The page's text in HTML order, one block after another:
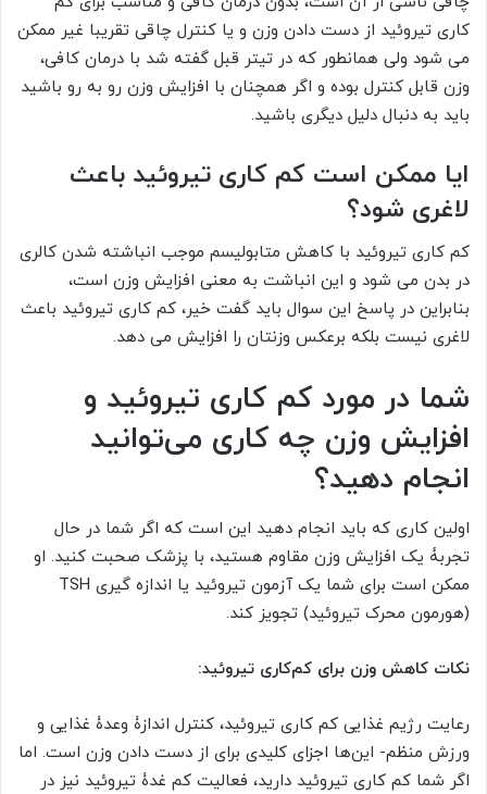
کاری تیروئید از دست دادن وزن و یا کنترل چاقی تقریبا غیر ممکن
می شود ولی همانطور که در تیتر قبل گفته شد با درمان کافی،
وزن قابل کنترل بوده و اگر همچنان با افزایش وزن رو به رو باشید
باید به دنبال دلیل دیگری باشید.
ایا ممکن است کم کاری تیروئید باعث
لاغری شود؟
کم کاری تیروئید با کاهش متابولیسم موجب انباشته شدن کالری
در بدن می شود و این انباشت به معنی افزایش وزن است،
بنابراین در پاسخ این سوال باید گفت خیر، کم کاری تیروئید باعث
لاغری نیست بلکه برعکس وزنتان را افزایش می دهد.
شما در مورد کم کاری تیروئید و
افزایش وزن چه کاری می‌توانید
انجام دهید؟
اولین کاری که باید انجام دهید این است که اگر شما در حال
تجربۀ یک افزایش وزن مقاوم هستید، با پزشک صحبت کنید. او
ممکن است برای شما یک آزمون تیروئید یا اندازه گیری TSH
(هورمون محرک تیروئید) تجویز کند.
نکات کاهش وزن برای کم‏‌کاری تیروئید:
رعایت رژیم غذایی کم کاری تیروئید، کنترل اندازۀ وعدۀ غذایی و
ورزش منظم- این‌ها اجزای کلیدی برای از دست دادن وزن است. اما
اگر شما کم کاری تیروئید دارید، فعالیت کم غدۀ تیروئید نیز در